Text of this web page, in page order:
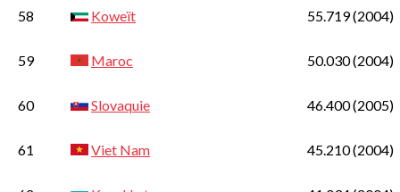
58 Koweït 55.719(2004)
59 Maroc 50.030(2004)
60 Slovaquie 46.400(2005)
61 Viet Nam 45.210(2004)